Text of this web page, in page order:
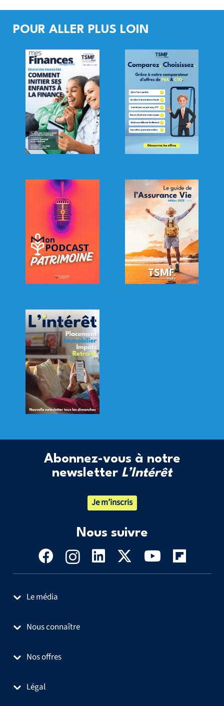
POUR ALLER PLUS LOIN
Abonnez-vous à notre
newsletter L’Intérêt
Je m’inscris
Nous suivre
Le média
Nous connaître
Nos offres
Légal